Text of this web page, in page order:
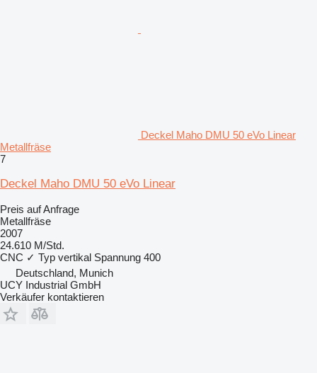
Deckel Maho DMU 50 eVo Linear
Metallfräse
7
Deckel Maho DMU 50 eVo Linear
Preis auf Anfrage
Metallfräse
2007
24.610 M/Std.
CNC ✓ Typ vertikal Spannung 400
Deutschland, Munich
UCY Industrial GmbH
Verkäufer kontaktieren